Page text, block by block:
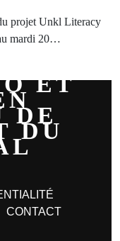
projet Unkl Literacy
mardi 20…
ET
DE
DU
CONTACT